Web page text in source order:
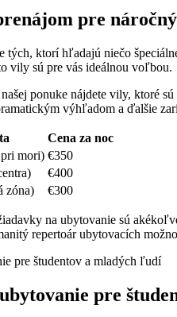
pre
tých, ktorí hľadajú niečo
vily sú pre vás ideálnou voľbou.
ponuke nájdete vily, ktoré
výhľadom a ďalšie
Cena za noc
mori) €350
€400
zóna) €300
na ubytovanie sú
repertoár ubytovacích
pre